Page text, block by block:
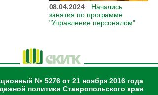
08.04.2024
Начались
занятия по программе
"Управление персоналом"
№ 5276 от 21 ноября 2016 года
политики Ставропольского края